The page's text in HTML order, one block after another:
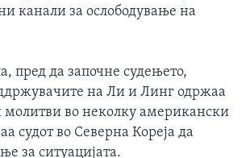
канали за ослободување на
пред да започне судењето,
на Ли и Линг одржаа
во неколку американски
судот во Северна Кореја да
за ситуацијата.